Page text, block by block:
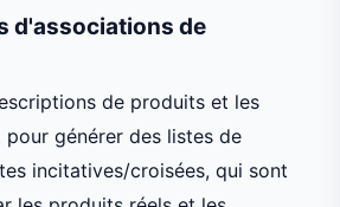
d'associations de
de produits et les
pour générer des listes de
incitatives/croisées, qui sont